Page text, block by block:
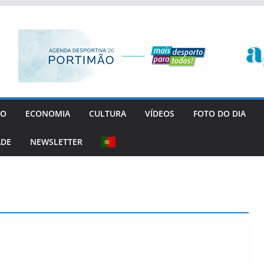
ECONOMIA CULTURA VÍDEOS FOTO DO DIA
NEWSLETTER